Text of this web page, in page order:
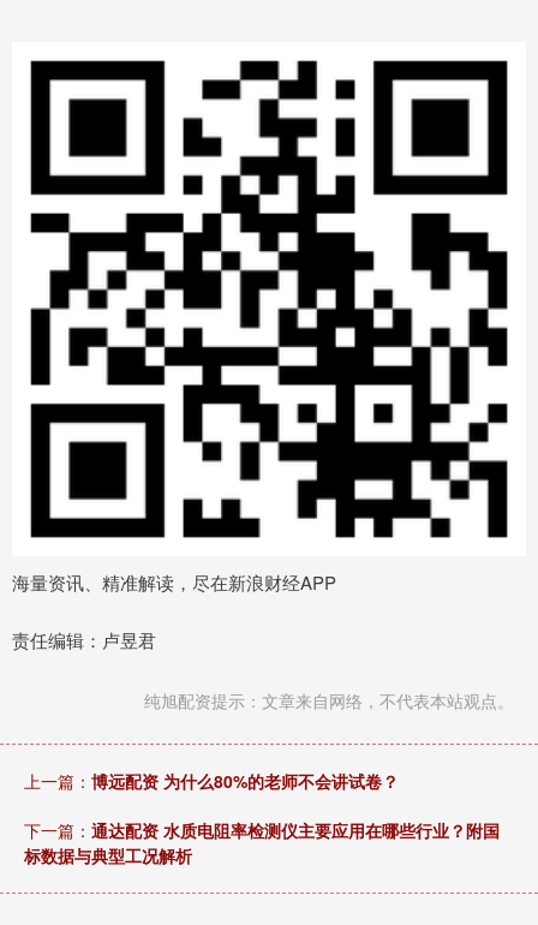
海量资讯、精准解读，尽在新浪财经APP
责任编辑：卢昱君
纯旭配资提示：文章来自网络，不代表本站观点。
上一篇： 博远配资 为什么80%的老师不会讲试卷？
下一篇： 通达配资 水质电阻率检测仪主要应用在哪些行业？附国
标数据与典型工况解析